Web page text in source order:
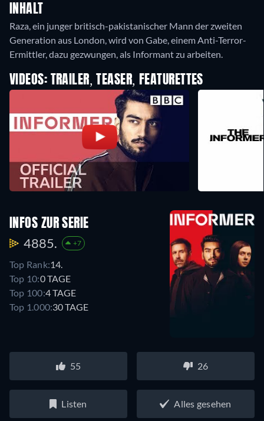
INHALT
Raza, ein junger britisch-pakistanischer Mann der zweiten
Generation aus London, wird von Gabe, einem Anti-Terror-
Ermittler, dazu gezwungen, als Informant zu arbeiten.
VIDEOS: TRAILER, TEASER, FEATURETTES
INFOS ZUR SERIE
4885. +7
Top Rank:14.
Top 10:0 TAGE
Top 100:4 TAGE
Top 1.000:30 TAGE
55 26
Listen Alles gesehen